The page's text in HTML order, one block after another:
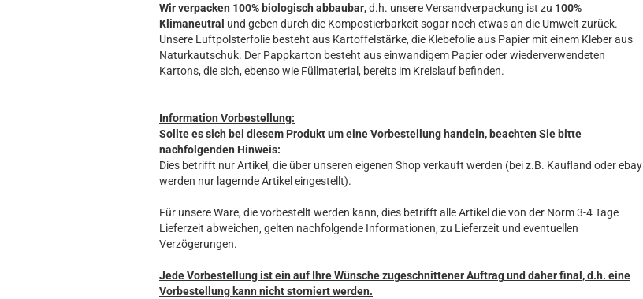
Wir verpacken 100% biologisch abbaubar, d.h. unsere Versandverpackung ist zu 100%
Klimaneutral und geben durch die Kompostierbarkeit sogar noch etwas an die Umwelt zurück.
Unsere Luftpolsterfolie besteht aus Kartoffelstärke, die Klebefolie aus Papier mit einem Kleber aus
Naturkautschuk. Der Pappkarton besteht aus einwandigem Papier oder wiederverwendeten
Kartons, die sich, ebenso wie Füllmaterial, bereits im Kreislauf befinden.
Information Vorbestellung:
Sollte es sich bei diesem Produkt um eine Vorbestellung handeln, beachten Sie bitte
nachfolgenden Hinweis:
Dies betrifft nur Artikel, die über unseren eigenen Shop verkauft werden (bei z.B. Kaufland oder ebay
werden nur lagernde Artikel eingestellt).
Für unsere Ware, die vorbestellt werden kann, dies betrifft alle Artikel die von der Norm 3-4 Tage
Lieferzeit abweichen, gelten nachfolgende Informationen, zu Lieferzeit und eventuellen
Verzögerungen.
Jede Vorbestellung ist ein auf Ihre Wünsche zugeschnittener Auftrag und daher final, d.h. eine
Vorbestellung kann nicht storniert werden.